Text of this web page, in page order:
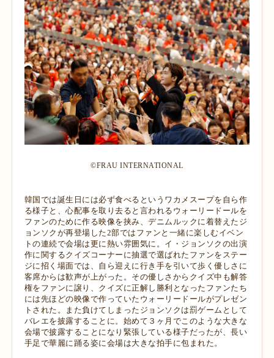
©︎FRAU INTERNATIONAL
韓国では誕生日には必ず食べるというワカメスープを自ら作
る様子と、心配事を取り去ると言われるウォーリードールを
ファンのために作る映像を挟み、デニムルックに着替えたジ
ョンソクが再登場した2部ではファンと一緒に楽しむイベン
トの連続で会場は更に熱い雰囲気に。イ・ジョンソクの出演
作に関するクイズコーナーに抽選で選ばれたファンをステー
ジに招く場面では、自ら迎えに行き手を引いて歩く優しさに
客席からは歓声が上がった。その優しさからクイズ中も解答
権をファンに譲り、クイズに正解し勝利となったファンたち
には先ほどの映像で作っていたウォーリードールがプレゼン
トされた。また負けてしまったジョンソクは罰ゲームとして
バレエを披露することに。始めて３ヶ月でこのような大きな
会場で披露することになり緊張している様子だったが、長い
手足で華麗に踊る姿に会場は大きな拍手に包まれた。